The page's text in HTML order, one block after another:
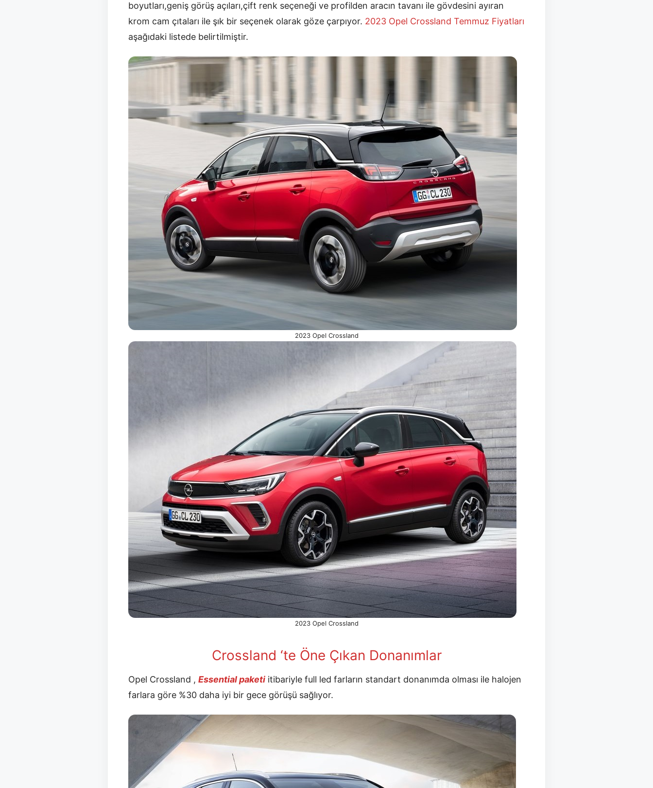
boyutları,geniş görüş açıları,çift renk seçeneği ve profilden aracın tavanı ile gövdesini ayıran
krom cam çıtaları ile şık bir seçenek olarak göze çarpıyor. 2023 Opel Crossland Temmuz Fiyatları
aşağıdaki listede belirtilmiştir.
2023 Opel Crossland
2023 Opel Crossland
Crossland ‘te Öne Çıkan Donanımlar
Opel Crossland , Essential paketi itibariyle full led farların standart donanımda olması ile halojen
farlara göre %30 daha iyi bir gece görüşü sağlıyor.